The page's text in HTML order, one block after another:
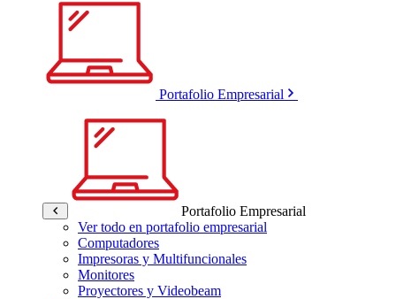
Portafolio Empresarial
Portafolio Empresarial
Ver todo en portafolio empresarial
Computadores
Impresoras y Multifuncionales
Monitores
Proyectores y Videobeam